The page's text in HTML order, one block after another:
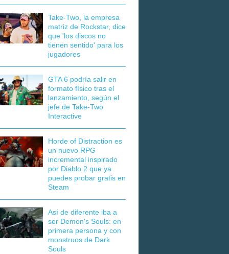
Take-Two, la empresa
matriz de Rockstar, dice
que 'los discos no
tienen sentido' para los
jugadores
GTA 6 podría salir en
formato físico tras el
lanzamiento, según el
jefe de Take-Two
Interactive
Horde of Distraction es
un nuevo RPG
incremental inspirado
por Diablo 2 que ya
puedes probar gratis en
Steam
Así de diferente iba a
ser Demon's Souls: en
primera persona y con
monstruos de Dark
Souls